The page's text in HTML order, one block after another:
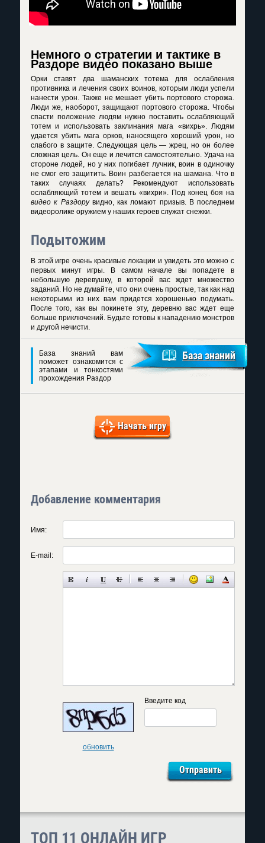
Немного о стратегии и тактике в
Раздоре видео показано выше
Орки ставят два шаманских тотема для ослабления
противника и лечения своих воинов, которым люди успели
нанести урон. Также не мешает убить портового сторожа.
Люди же, наоборот, защищают портового сторожа. Чтобы
спасти положение людям нужно поставить ослабляющий
тотем и использовать заклинания мага «вихрь». Людям
удается убить мага орков, наносящего хороший урон, но
слабого в защите. Следующая цель — жрец, но он более
сложная цель. Он еще и лечится самостоятельно. Удача на
стороне людей, но у них погибает лучник, воин в одиночку
не смог его защитить. Воин разбегается на шамана. Что в
таких случаях делать? Рекомендуют использовать
ослабляющий тотем и вешать «вихри». Под конец боя на
видео к Раздорувидно, как ломают призыв. В последнем
видеоролике оружием у наших героев служат снежки.
Подытожим
В этой игре очень красивые локации и увидеть это можно с
первых минут игры. В самом начале вы попадете в
небольшую деревушку, в которой вас ждет множество
заданий. Но не думайте, что они очень простые, так как над
некоторыми из них вам придется хорошенько подумать.
После того, как вы покинете эту, деревню вас ждет еще
больше приключений. Будьте готовы к нападению монстров
и другой нечисти.
База знаний вам
поможет ознакомится с
этапами и тонкостями
прохождения Раздор
База знаний
Начать игру
Добавление комментария
Имя:
E-mail:
обновить
Введите код
ТОП 11 ОНЛАЙН ИГР